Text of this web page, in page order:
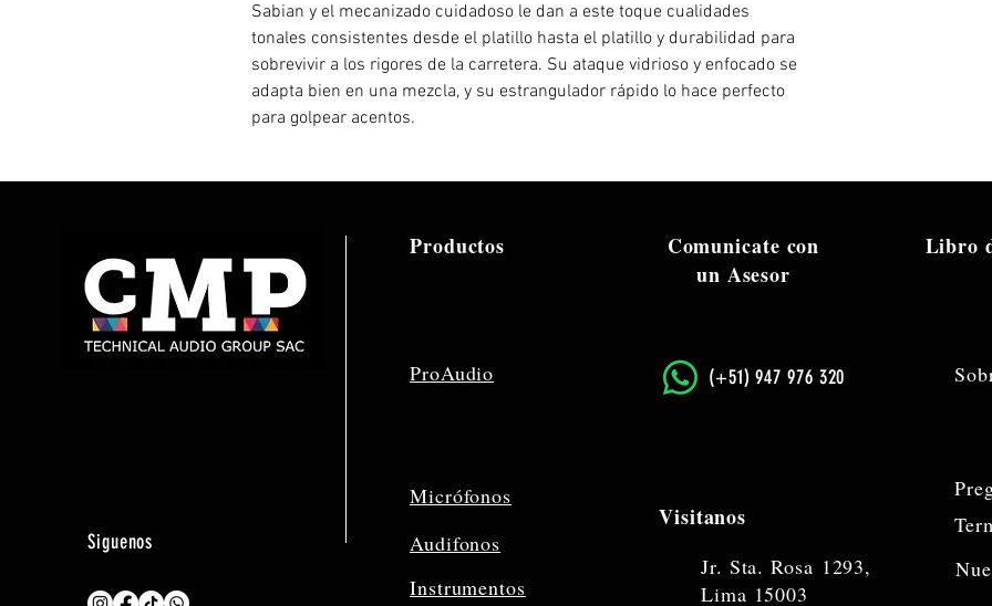
Sabian y el mecanizado cuidadoso le dan a este toque cualidades
tonales consistentes desde el platillo hasta el platillo y durabilidad para
sobrevivir a los rigores de la carretera. Su ataque vidrioso y enfocado se
adapta bien en una mezcla, y su estrangulador rápido lo hace perfecto
para golpear acentos.
Siguenos
Productos
ProAudio
Micrófonos
Audifonos
Instrumentos
Comunicate con
un Asesor
Libro
​(+51) 947 976 320
Visitanos
Jr. Sta. Rosa 1293,
Lima 15003